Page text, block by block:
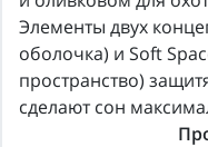
Элементы двух
оболочка) и Soft
пространство)
сделают сон